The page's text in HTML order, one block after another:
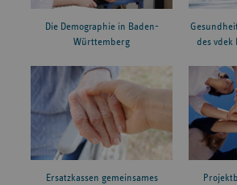
Die Demographie in Baden-
Württemberg
des vdek
Ersatzkassen gemeinsames